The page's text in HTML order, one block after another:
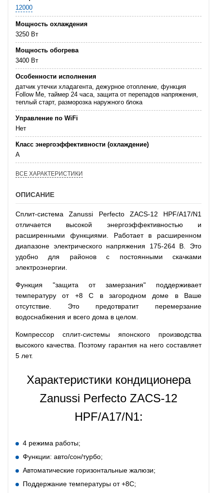
12000
Мощность охлаждения
3250 Вт
Мощность обогрева
3400 Вт
Особенности исполнения
датчик утечки хладагента, дежурное отопление, функция
Follow Me, таймер 24 часа, защита от перепадов напряжения,
теплый старт, разморозка наружного блока
Управление по WiFi
Нет
Класс энергоэффективности (охлаждение)
А
ВСЕ ХАРАКТЕРИСТИКИ
ОПИСАНИЕ
Сплит-система Zanussi Perfecto ZACS-12 HPF/A17/N1
отличается высокой энергоэффективностью и
расширенными функциями. Работает в расширенном
диапазоне электрического напряжения 175-264 В. Это
удобно для районов с постоянными скачками
электроэнергии.
Функция "защита от замерзания" поддерживает
температуру от +8 С в загородном доме в Ваше
отсутствие. Это предотвратит перемерзание
водоснабжения и всего дома в целом.
Компрессор сплит-системы японского производства
высокого качества. Поэтому гарантия на него составляет
5 лет.
Характеристики кондиционера
Zanussi Perfecto ZACS-12
HPF/A17/N1:
4 режима работы;
Функции: авто/сон/турбо;
Автоматические горизонтальные жалюзи;
Поддержание температуры от +8С;